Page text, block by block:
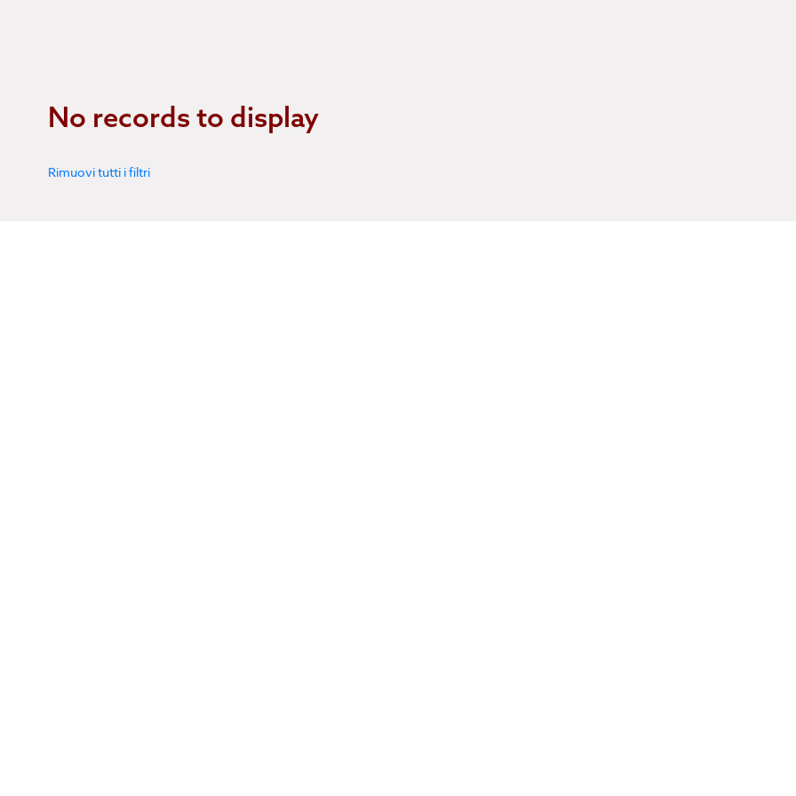
No records to display
Rimuovi tutti i filtri